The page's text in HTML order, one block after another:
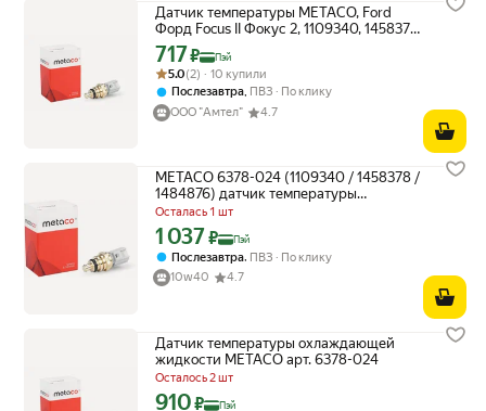
Датчик температуры METACO, Ford
Форд Focus II Фокус 2, 1109340, 1458378,
6378-024
Цена с картой Яндекс Пэй 717 ₽ вместо
717₽ Пэй
Рейтинг товара: 5.0 из 5
Оценок: (2) · 10 купили
5.0(2) · 10 купили
Послезавтра ПВЗ
По клику
ООО "Амтел"
4.7
METACO 6378-024 (1109340 / 1458378 /
1484876) датчик температуры
охлаждающей жидкости
Осталась 1 шт
Цена с картой Яндекс Пэй 1037 ₽ вместо
1 037₽ Пэй
Послезавтра, ПВЗ
По клику
10w40
4.7
Датчик температуры охлаждающей
жидкости METACO арт. 6378-024
Осталось 2 шт
Цена с картой Яндекс Пэй 910 ₽ вместо
910₽ Пэй